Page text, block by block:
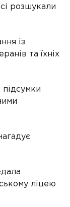
розшукали
із
та їхніх
підсумки
ліцею